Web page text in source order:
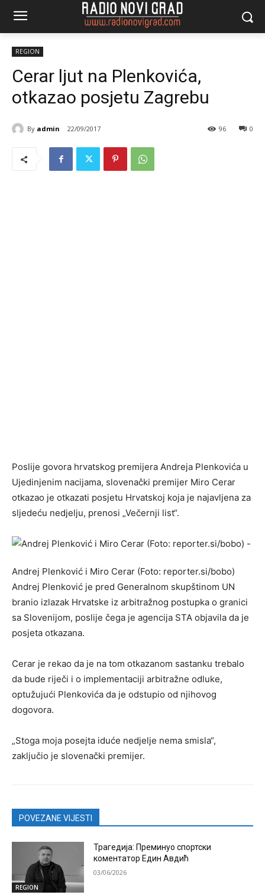
REGION
Cerar ljut na Plenkovića,
otkazao posjetu Zagrebu
By admin 22/09/2017 0
96
Poslije govora hrvatskog premijera Andreja Plenkovića u
Ujedinjenim nacijama, slovenački premijer Miro Cerar
otkazao je otkazati posjetu Hrvatskoj koja je najavljena za
sljedeću nedjelju, prenosi „Večernji list“.
Andrej Plenković i Miro Cerar (Foto: reporter.si/bobo)
Andrej Plenković je pred Generalnom skupštinom UN
branio izlazak Hrvatske iz arbitražnog postupka o granici
sa Slovenijom, poslije čega je agencija STA objavila da je
posjeta otkazana.
Cerar je rekao da je na tom otkazanom sastanku trebalo
da bude riječi i o implementaciji arbitražne odluke,
optužujući Plenkovića da je odstupio od njihovog
dogovora.
„Stoga moja posejta iduće nedjelje nema smisla“,
zaključio je slovenački premijer.
POVEZANE VIJESTI
REGION
Трагедија: Преминуо спортски
коментатор Един Авдић
03/06/2026